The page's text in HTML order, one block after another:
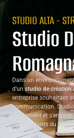
STUDIO ALTA -
Studio
Dans un
d’unstudio de création
entreprise souhaitant
communication.
localement et
indépendants du
et professionnelle,